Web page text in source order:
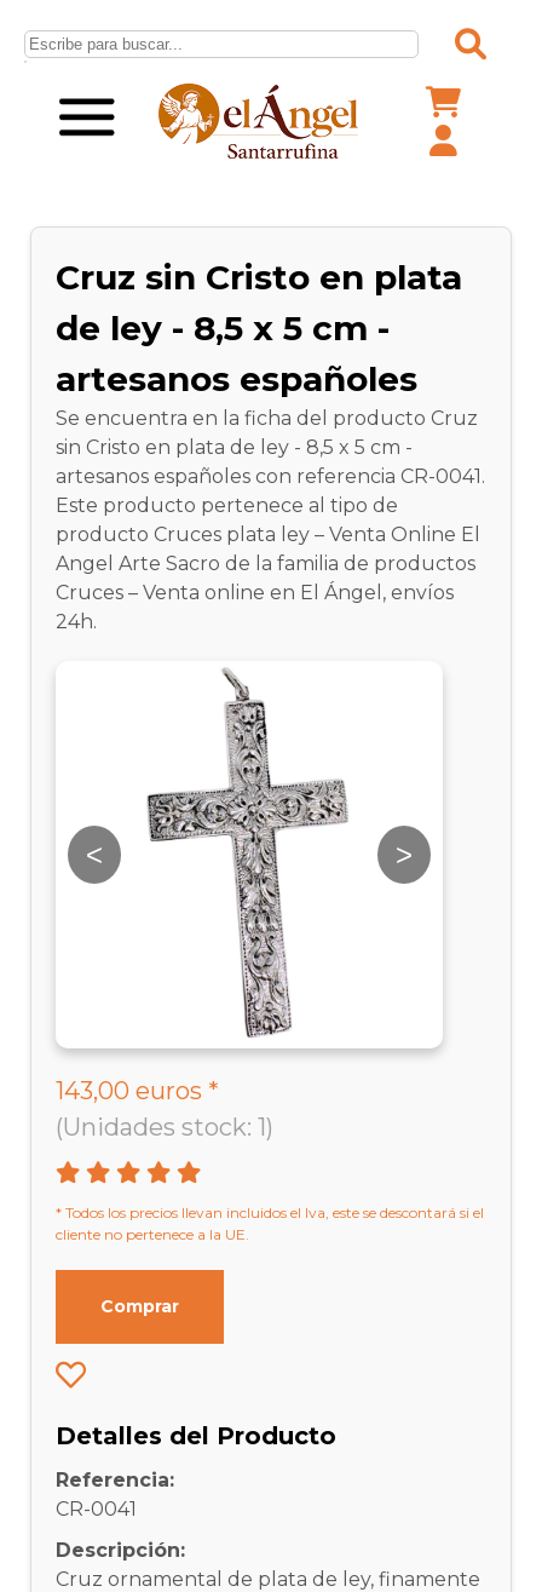
Cruz sin Cristo en plata
de ley - 8,5 x 5 cm -
artesanos españoles
Se encuentra en la ficha del producto Cruz
sin Cristo en plata de ley - 8,5 x 5 cm -
artesanos españoles con referencia CR-0041.
Este producto pertenece al tipo de
producto Cruces plata ley – Venta Online El
Angel Arte Sacro de la familia de productos
Cruces – Venta online en El Ángel, envíos
24h.
< >
143,00 euros *
(Unidades stock: 1)
* Todos los precios llevan incluidos el Iva, este se descontará si el
cliente no pertenece a la UE.
Comprar
Detalles del Producto
Referencia:
CR-0041
Descripción:
Cruz ornamental de plata de ley, finamente